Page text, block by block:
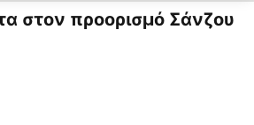
στον προορισμό Σάνζου